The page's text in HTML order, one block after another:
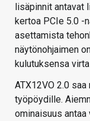
lisäpinnit antavat
kertoa PCIe 5.0 -
asettamista
näytönohjaimen
kulutuksensa
ATX12VO 2.0
työpöydille.
ominaisuus